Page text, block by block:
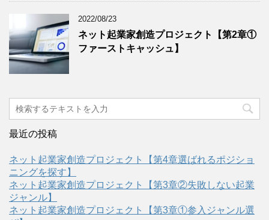
2022/08/23
ネット起業家創造プロジェクト【第2章①
ファーストキャッシュ】
最近の投稿
ネット起業家創造プロジェクト【第4章選ばれるポジショ
ニングを探す】
ネット起業家創造プロジェクト【第3章②失敗しない起業
ジャンル】
ネット起業家創造プロジェクト【第3章①参入ジャンル選